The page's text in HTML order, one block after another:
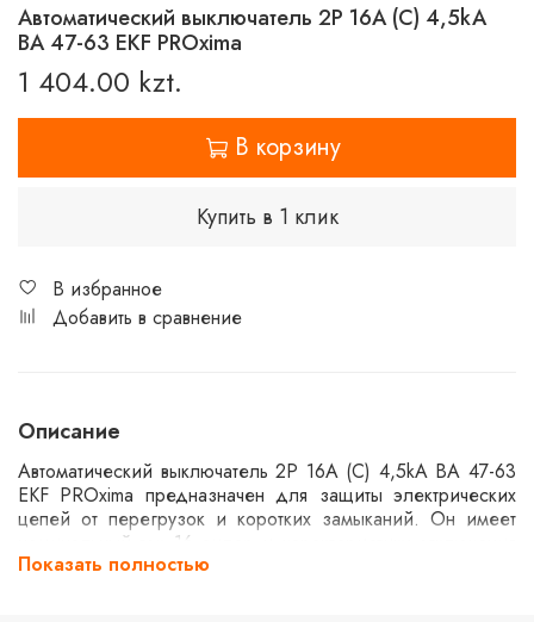
Автоматический выключатель 2P 16А (C) 4,5kA
ВА 47-63 EKF PROxima
1 404.00 kzt.
В корзину
Купить в 1 клик
В избранное
Добавить в сравнение
Описание
Автоматический выключатель 2P 16А (C) 4,5kA ВА 47-63
EKF PROxima предназначен для защиты электрических
цепей от перегрузок и коротких замыканий. Он имеет
номинальный ток 16 ампер и характеристику отключения
типа C. Устройство рассчитано на отключающую
Показать полностью